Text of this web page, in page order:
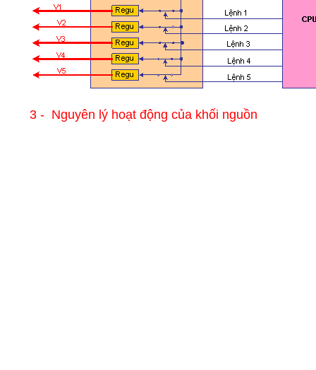
3 - Nguyên lý hoạt động của khối nguồn